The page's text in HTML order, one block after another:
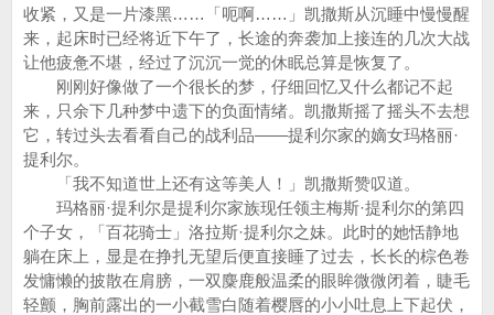
收紧，又是一片漆黑……「呃啊……」凯撒斯从沉睡中慢慢醒
来，起床时已经将近下午了，长途的奔袭加上接连的几次大战
让他疲惫不堪，经过了沉沉一觉的休眠总算是恢复了。
刚刚好像做了一个很长的梦，仔细回忆又什么都记不起
来，只余下几种梦中遗下的负面情绪。凯撒斯摇了摇头不去想
它，转过头去看看自己的战利品——提利尔家的嫡女玛格丽·
提利尔。
「我不知道世上还有这等美人！」凯撒斯赞叹道。
玛格丽·提利尔是提利尔家族现任领主梅斯·提利尔的第四
个子女，「百花骑士」洛拉斯·提利尔之妹。此时的她恬静地
躺在床上，显是在挣扎无望后便直接睡了过去，长长的棕色卷
发慵懒的披散在肩膀，一双麋鹿般温柔的眼眸微微闭着，睫毛
轻颤，胸前露出的一小截雪白随着樱唇的小小吐息上下起伏，